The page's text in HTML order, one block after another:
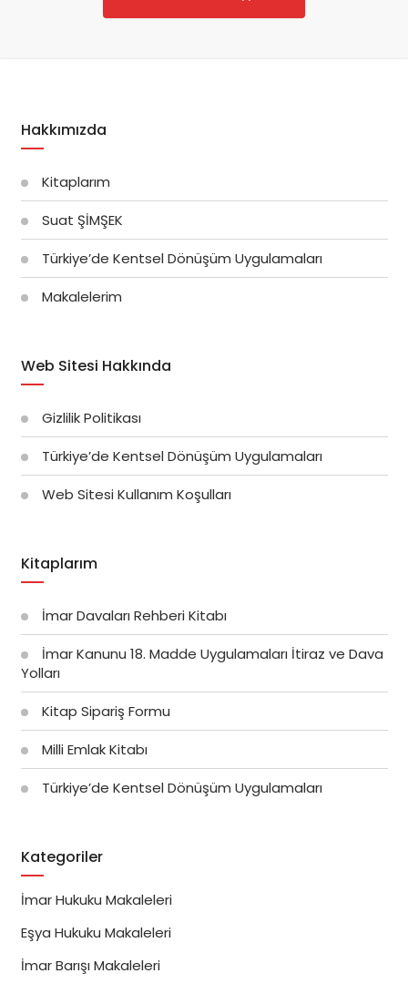
Hakkımızda
Kitaplarım
Suat ŞİMŞEK
Türkiye’de Kentsel Dönüşüm Uygulamaları
Makalelerim
Web Sitesi Hakkında
Gizlilik Politikası
Türkiye’de Kentsel Dönüşüm Uygulamaları
Web Sitesi Kullanım Koşulları
Kitaplarım
İmar Davaları Rehberi Kitabı
İmar Kanunu 18. Madde Uygulamaları İtiraz ve Dava
Yolları
Kitap Sipariş Formu
Milli Emlak Kitabı
Türkiye’de Kentsel Dönüşüm Uygulamaları
Kategoriler
İmar Hukuku Makaleleri
Eşya Hukuku Makaleleri
İmar Barışı Makaleleri